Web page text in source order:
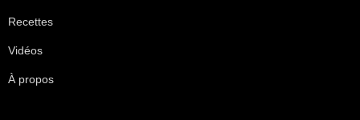
Recettes
Vidéos
À propos